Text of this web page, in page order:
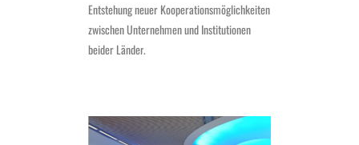
Entstehung neuer Kooperationsmöglichkeiten
zwischen Unternehmen und Institutionen
beider Länder.